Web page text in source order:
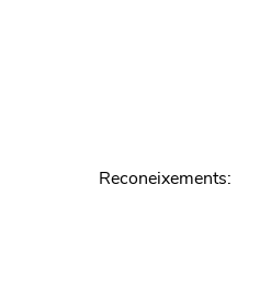
Reconeixements: